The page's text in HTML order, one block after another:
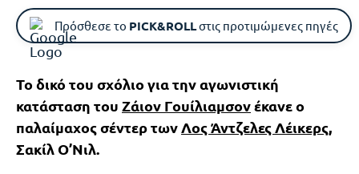
Πρόσθεσε το PICK&ROLLστις προτιμώμενες πηγές
Το δικό του σχόλιο για την αγωνιστική
κατάσταση του Ζάιον Γουίλιαμσονέκανε ο
παλαίμαχος σέντερ τωνΛος Άντζελες Λέικερς,
Σακίλ Ο’Νιλ.